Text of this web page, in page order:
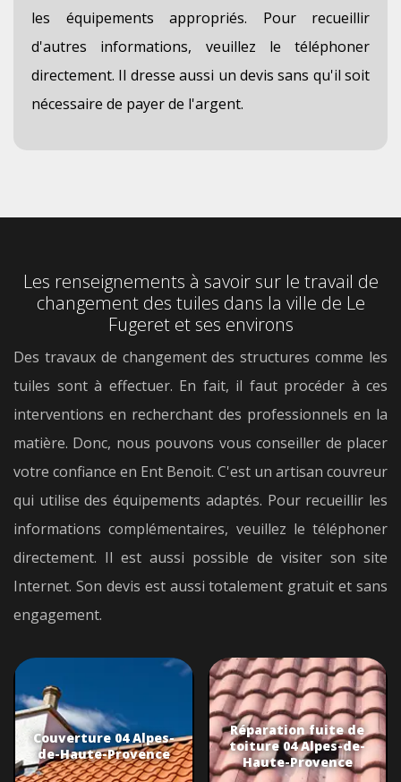
les équipements appropriés. Pour recueillir
d'autres informations, veuillez le téléphoner
directement. Il dresse aussi un devis sans qu'il soit
nécessaire de payer de l'argent.
Les renseignements à savoir sur le travail de
changement des tuiles dans la ville de Le
Fugeret et ses environs
Des travaux de changement des structures comme les
tuiles sont à effectuer. En fait, il faut procéder à ces
interventions en recherchant des professionnels en la
matière. Donc, nous pouvons vous conseiller de placer
votre confiance en Ent Benoit. C'est un artisan couvreur
qui utilise des équipements adaptés. Pour recueillir les
informations complémentaires, veuillez le téléphoner
directement. Il est aussi possible de visiter son site
Internet. Son devis est aussi totalement gratuit et sans
engagement.
Couverture 04 Alpes-
de-Haute-Provence
Réparation fuite de
toiture 04 Alpes-de-
Haute-Provence